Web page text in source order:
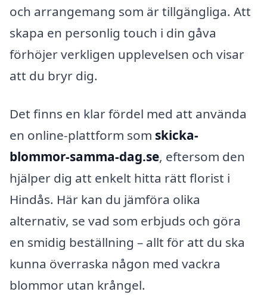
och arrangemang som är tillgängliga. Att
skapa en personlig touch i din gåva
förhöjer verkligen upplevelsen och visar
att du bryr dig.
Det finns en klar fördel med att använda
en online-plattform som skicka-
blommor-samma-dag.se, eftersom den
hjälper dig att enkelt hitta rätt florist i
Hindås. Här kan du jämföra olika
alternativ, se vad som erbjuds och göra
en smidig beställning – allt för att du ska
kunna överraska någon med vackra
blommor utan krångel.